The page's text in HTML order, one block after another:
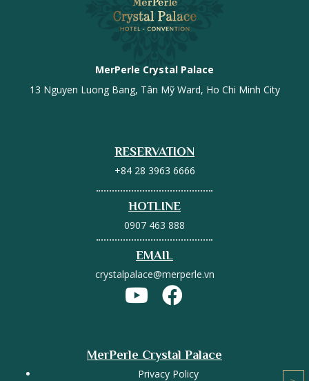
MerPerle Crystal Palace
13 Nguyen Luong Bang, Tân Mỹ Ward, Ho Chi Minh City
RESERVATION
+84 28 3963 6666
HOTLINE
0907 463 888
EMAIL
crystalpalace@merperle.vn
MerPerle Crystal Palace
Privacy Policy